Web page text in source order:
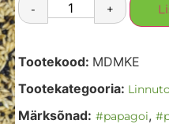
- +
Tootekood: MDMKE
Tootekategooria:
Märksõnad: #papagoi,